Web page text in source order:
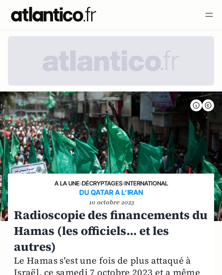
A LA UNE›DÉCRYPTAGES›INTERNATIONAL
DU QATAR A L’IRAN
10 octobre 2023
Radioscopie des financements du
Hamas (les officiels… et les
autres)
Le Hamas s'est une fois de plus attaqué à
Israël, ce samedi 7 octobre 2023 et a même